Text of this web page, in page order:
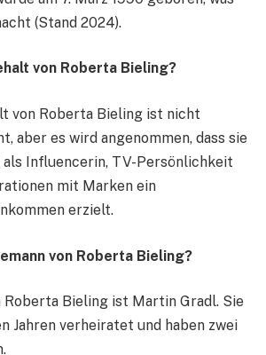
(Stand 2024).
von Roberta Bieling?
von Roberta Bieling ist nicht
aber es wird angenommen, dass sie
Influencerin, TV-Persönlichkeit
mit Marken ein
erzielt.
von Roberta Bieling?
Roberta Bieling ist Martin Gradl. Sie
Jahren verheiratet und haben zwei